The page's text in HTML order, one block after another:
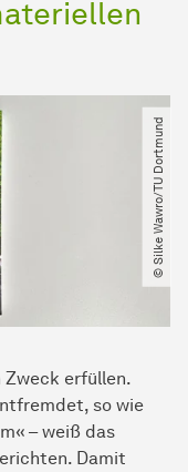
© Silke Wawro​/​TU Dortmund
Zweck erfüllen.
so wie
– weiß das
Damit